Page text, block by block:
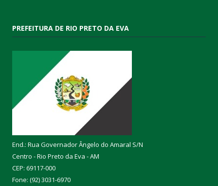
PREFEITURA DE RIO PRETO DA EVA
End.: Rua Governador Ângelo do Amaral S/N
Centro - Rio Preto da Eva - AM
CEP: 69117-000
Fone: (92) 3031-6970